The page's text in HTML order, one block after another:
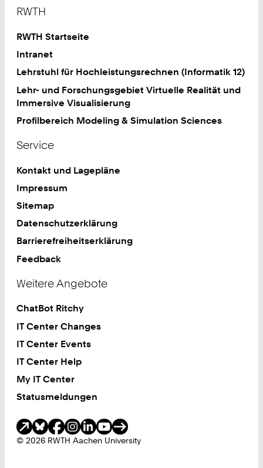
RWTH
RWTH Startseite
Intranet
Lehrstuhl für Hochleistungsrechnen (Informatik 12)
Lehr- und Forschungsgebiet Virtuelle Realität und
Immersive Visualisierung
Profilbereich Modeling & Simulation Sciences
Service
Kontakt und Lagepläne
Impressum
Sitemap
Datenschutzerklärung
Barrierefreiheitserklärung
Feedback
Weitere Angebote
ChatBot Ritchy
IT Center Changes
IT Center Events
IT Center Help
My IT Center
Statusmeldungen
© 2026 RWTH Aachen University
Soziale Medien